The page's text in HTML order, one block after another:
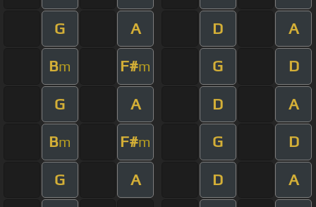
G A D A
Bm F#m G D
G A D A
Bm F#m G D
G A D A